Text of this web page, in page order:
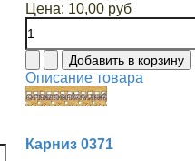
Цена: 10,00 руб
Описание товара
Карниз 0371